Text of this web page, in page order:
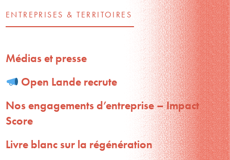
ENTREPRISES & TERRITOIRES
Médias et presse
Open Lande recrute
Nos engagements d’entreprise – Impact
Score
Livre blanc sur la régénération